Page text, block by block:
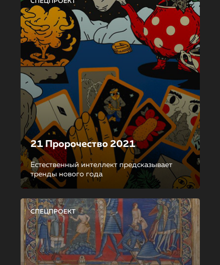
21 Пророчество 2021
Естественный интеллект предсказывает
тренды нового года
СПЕЦПРОЕКТ